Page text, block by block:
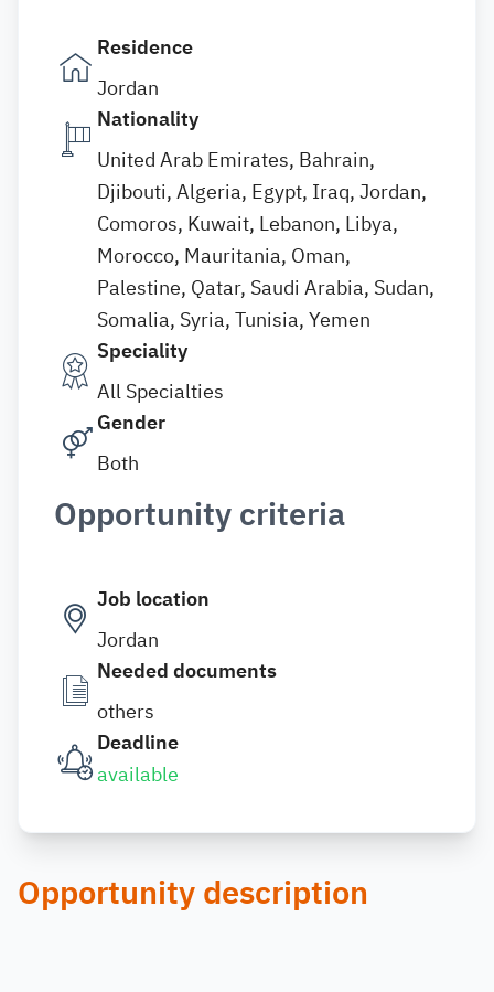
Residence
Jordan
Nationality
United Arab Emirates, Bahrain,
Djibouti, Algeria, Egypt, Iraq, Jordan,
Comoros, Kuwait, Lebanon, Libya,
Morocco, Mauritania, Oman,
Palestine, Qatar, Saudi Arabia, Sudan,
Somalia, Syria, Tunisia, Yemen
Speciality
All Specialties
Gender
Both
Opportunity criteria
Job location
Jordan
Needed documents
others
Deadline
available
Opportunity description